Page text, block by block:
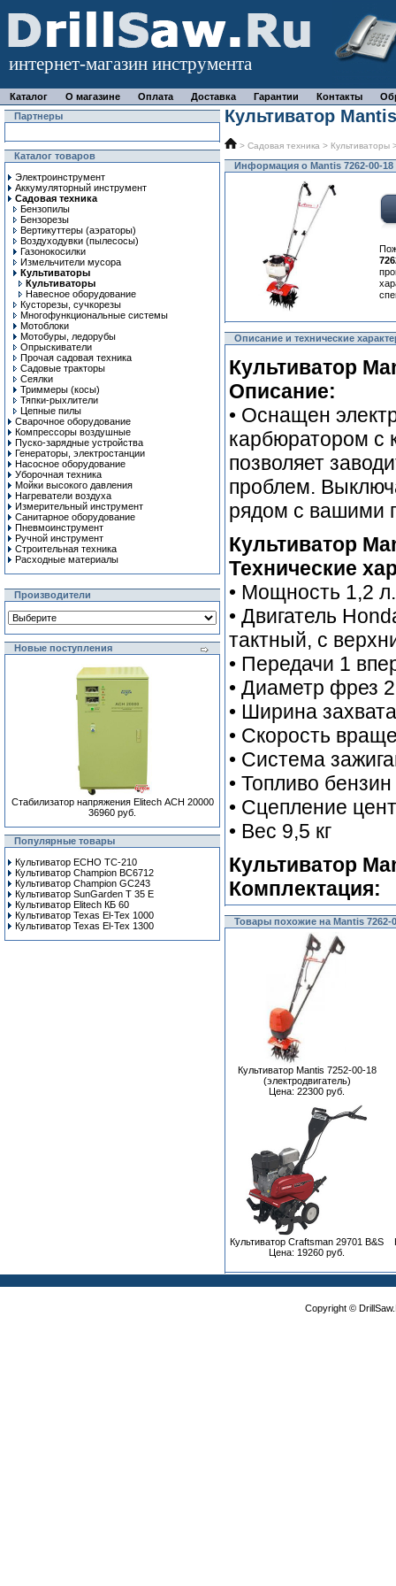
интернет-магазин инструмента
Каталог О магазине Оплата Доставка Гарантии Контакты
Партнеры
Каталог товаров
Электроинструмент
Аккумуляторный инструмент
Садовая техника
Бензопилы
Бензорезы
Вертикуттеры (аэраторы)
Воздуходувки (пылесосы)
Газонокосилки
Измельчители мусора
Культиваторы
Культиваторы
Навесное оборудование
Кусторезы, сучкорезы
Многофункциональные системы
Мотоблоки
Мотобуры, ледорубы
Опрыскиватели
Прочая садовая техника
Садовые тракторы
Сеялки
Триммеры (косы)
Тяпки-рыхлители
Цепные пилы
Сварочное оборудование
Компрессоры воздушные
Пуско-зарядные устройства
Генераторы, электростанции
Насосное оборудование
Уборочная техника
Мойки высокого давления
Нагреватели воздуха
Измерительный инструмент
Санитарное оборудование
Пневмоинструмент
Ручной инcтрумент
Строительная техника
Расходные материалы
Производители
Новые поступления
Стабилизатор напряжения Elitech АСН 20000
36960 руб.
Популярные товары
Культиватор ECHO TC-210
Культиватор Champion BC6712
Культиватор Champion GC243
Культиватор SunGarden T 35 E
Культиватор Elitech КБ 60
Культиватор Texas El-Tex 1000
Культиватор Texas El-Tex 1300
Культиватор
> Садовая техника > Культиваторы
Информация о Mantis 7262-00-18
Описание и технические
Культиватор
Описание:
• Оснащен
карбюратором с
позволяет
проблем.
рядом с вашими
Культиватор
Технические
• Мощность 1,2
• Двигатель
тактный, с
• Передачи 1
• Диаметр фрез
• Ширина
• Скорость
• Система
• Топливо
• Сцепление
• Вес 9,5 кг
Культиватор
Комплектация:
Товары похожие на Mantis 7262-
Культиватор Mantis 7252-00-18
(электродвигатель)
Цена: 22300 руб.
Культиватор Craftsman 29701 B&S
Цена: 19260 руб.
Copyright ©